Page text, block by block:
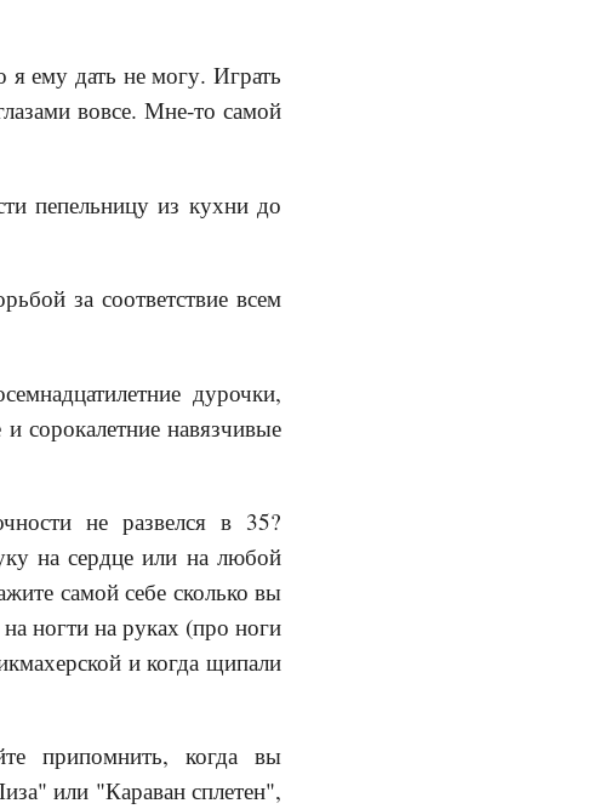
ему дать не могу. Играть
вовсе. Мне-то самой
пепельницу из кухни до
за соответствие всем
дурочки,
сорокалетние навязчивые
не развелся в 35?
на сердце или на любой
самой себе сколько вы
ногти на руках (про ноги
и когда щипали
припомнить, когда вы
или "Караван сплетен",